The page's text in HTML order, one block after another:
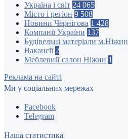
Україна і світ 24 065
Місто і регіон 9 508
Новини Чернігова 1 428
Компанії України 137
Будівельні матеріали м.Ніжин
Вакансії 2
Меблевий салон Ніжин 1
Реклама на сайті
Ми у соціальних мережах
Facebook
Telegram
Наша статистика: